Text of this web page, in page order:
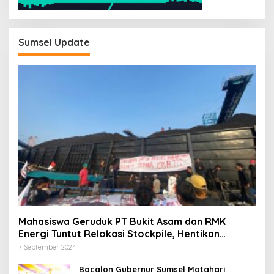
Sumsel Update
Mahasiswa Geruduk PT Bukit Asam dan RMK
Energi Tuntut Relokasi Stockpile, Hentikan
Pembangunan Dermaga yang Rusak Kesehatan
7 September 2024
Bacalon Gubernur Sumsel Matahari